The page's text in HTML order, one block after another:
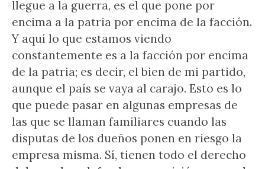
llegue a la guerra, es el que pone por
encima a la patria por encima de la facción.
Y aquí lo que estamos viendo
constantemente es a la facción por encima
de la patria; es decir, el bien de mi partido,
aunque el país se vaya al carajo. Esto es lo
que puede pasar en algunas empresas de
las que se llaman familiares cuando las
disputas de los dueños ponen en riesgo la
empresa misma. Sí, tienen todo el derecho